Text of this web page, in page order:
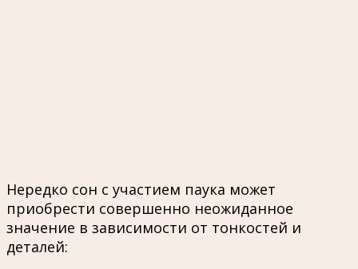
Нередко сон с участием паука может
приобрести совершенно неожиданное
значение в зависимости от тонкостей и
деталей: